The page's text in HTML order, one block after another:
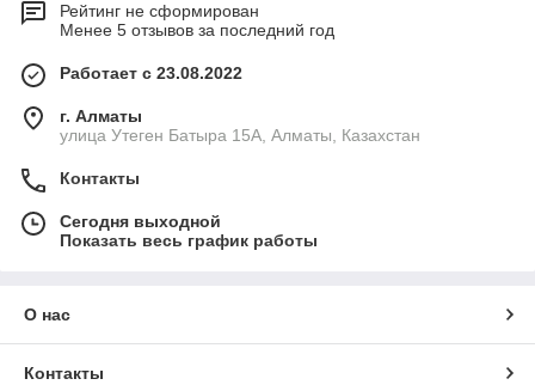
Рейтинг не сформирован
Менее 5 отзывов за последний год
Работает с 23.08.2022
г. Алматы
улица Утеген Батыра 15А, Алматы, Казахстан
Контакты
Сегодня выходной
Показать весь график работы
О нас
Контакты